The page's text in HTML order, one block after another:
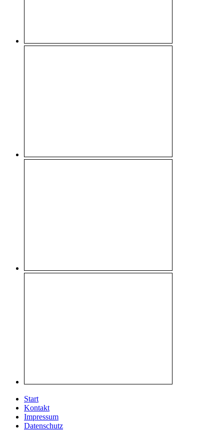
Start
Kontakt
Impressum
Datenschutz